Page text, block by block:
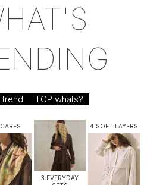
trend TOP whats?
3.EVERYDAY
4.SOFT LAYERS